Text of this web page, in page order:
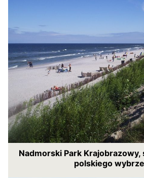
Nadmorski Park
polskiego